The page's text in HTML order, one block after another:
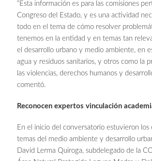
“Esta información es para las comisiones
Congreso del Estado, y es una actividad
todo en el tema de cómo resolver
tenemos en la entidad y en temas tan
el desarrollo urbano y medio ambiente, en
agua y residuos sanitarios, y otros como la
las violencias, derechos humanos y
comentó.
Reconocen expertos vinculación
En el inicio del conversatorio estuvieron los
temas del medio ambiente y desarrollo
David Lerma Quiroga, subdelegado de la